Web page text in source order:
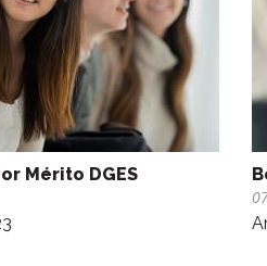
Mérito DGES